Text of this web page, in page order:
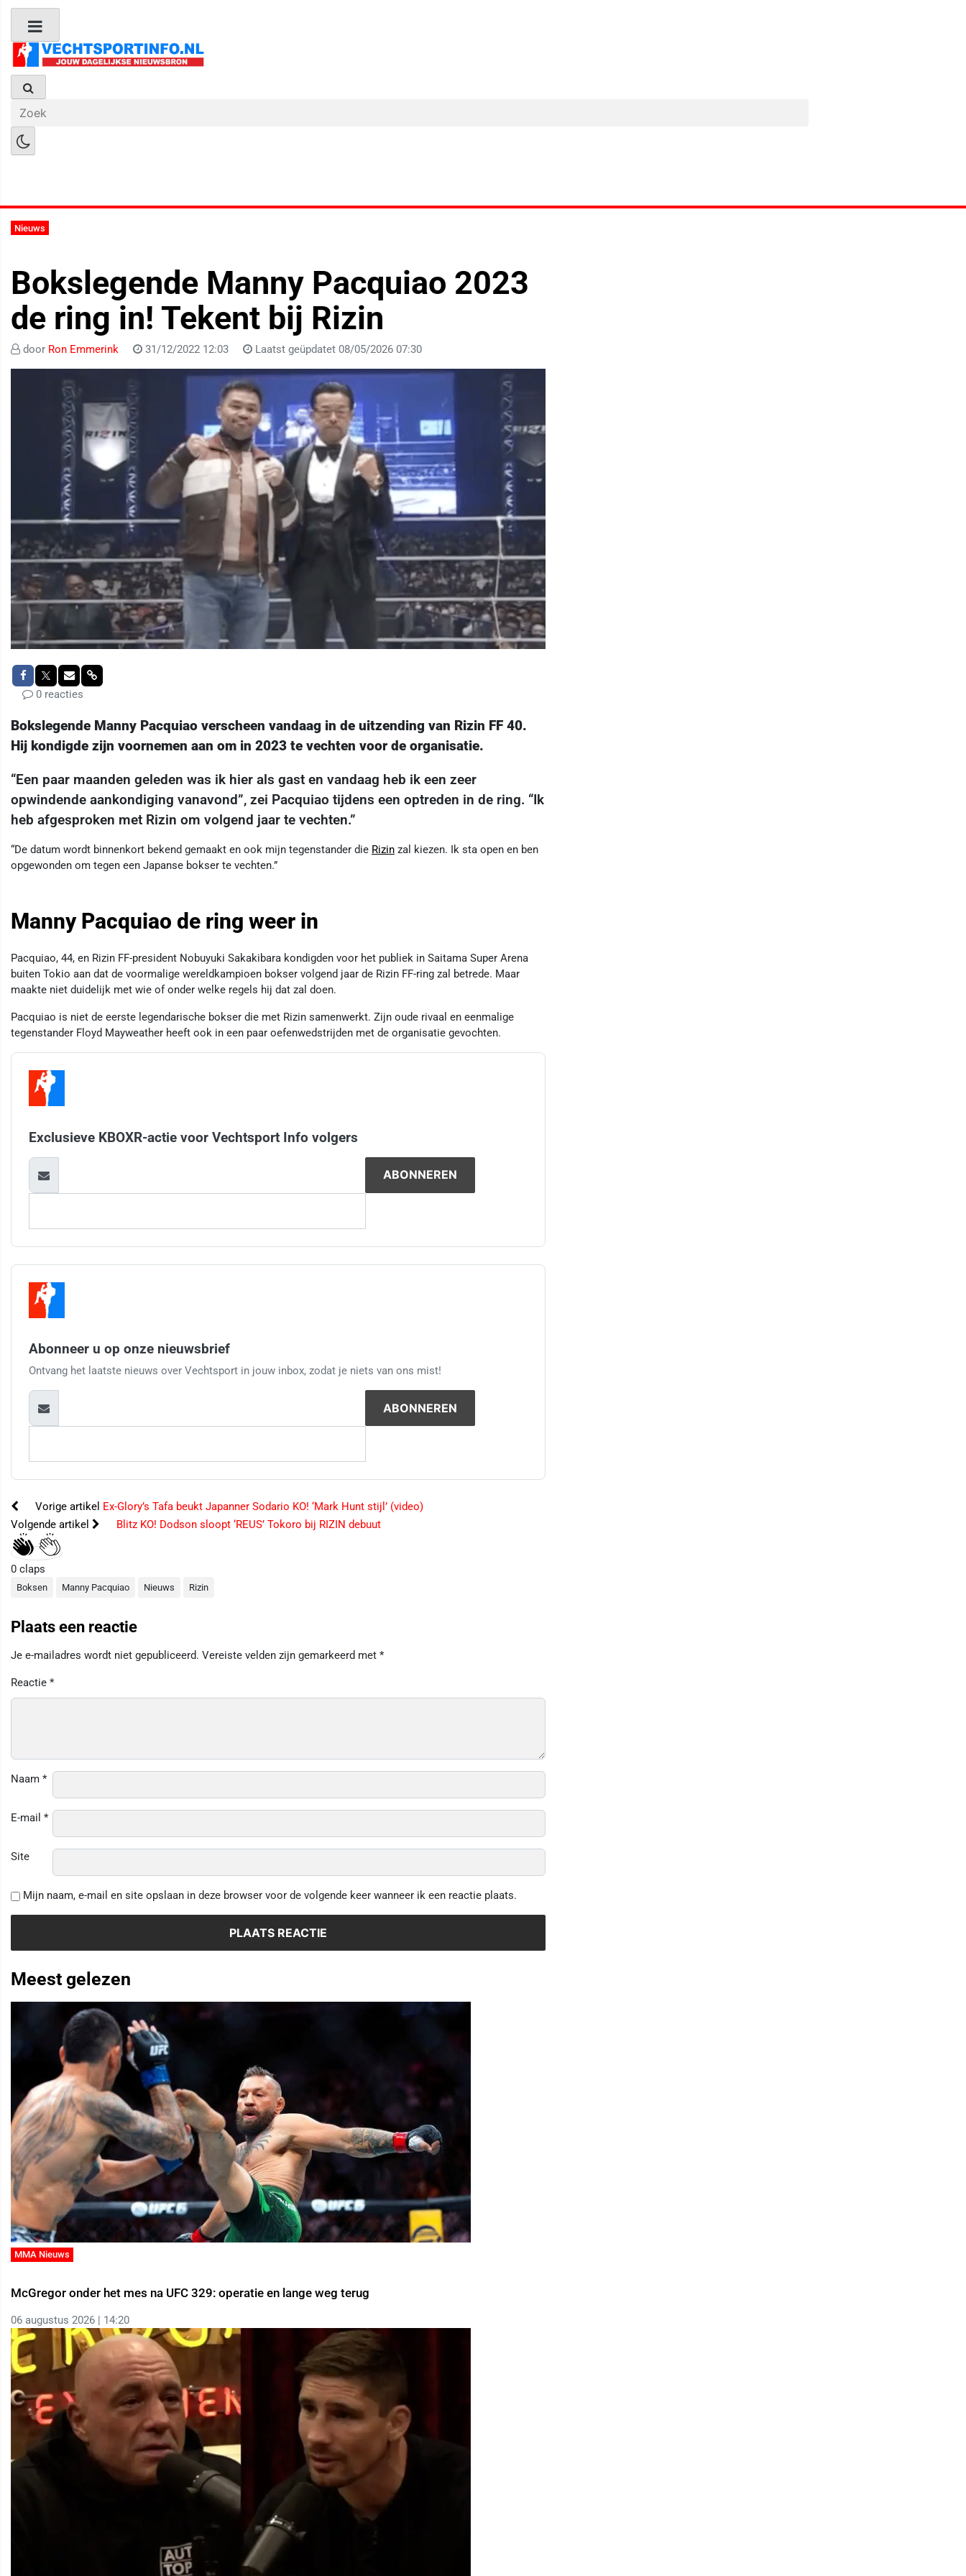
Nieuws
Bokslegende Manny Pacquiao 2023
de ring in! Tekent bij Rizin
door Ron Emmerink 31/12/2022 12:03 Laatst geüpdatet 08/05/2026 07:30
0 reacties
Bokslegende Manny Pacquiao verscheen vandaag in de uitzending van Rizin FF 40.
Hij kondigde zijn voornemen aan om in 2023 te vechten voor de organisatie.
“Een paar maanden geleden was ik hier als gast en vandaag heb ik een zeer
opwindende aankondiging vanavond”, zei Pacquiao tijdens een optreden in de ring. “Ik
heb afgesproken met Rizin om volgend jaar te vechten.”
“De datum wordt binnenkort bekend gemaakt en ook mijn tegenstander die Rizin zal kiezen. Ik sta open en ben
opgewonden om tegen een Japanse bokser te vechten.”
Manny Pacquiao de ring weer in
Pacquiao, 44, en Rizin FF-president Nobuyuki Sakakibara kondigden voor het publiek in Saitama Super Arena
buiten Tokio aan dat de voormalige wereldkampioen bokser volgend jaar de Rizin FF-ring zal betrede. Maar
maakte niet duidelijk met wie of onder welke regels hij dat zal doen.
Pacquiao is niet de eerste legendarische bokser die met Rizin samenwerkt. Zijn oude rivaal en eenmalige
tegenstander Floyd Mayweather heeft ook in een paar oefenwedstrijden met de organisatie gevochten.
Exclusieve KBOXR-actie voor Vechtsport Info volgers
Abonneer u op onze nieuwsbrief
Ontvang het laatste nieuws over Vechtsport in jouw inbox, zodat je niets van ons mist!
Vorige artikel Ex-Glory’s Tafa beukt Japanner Sodario KO! ‘Mark Hunt stijl’ (video)
Volgende artikel
Blitz KO! Dodson sloopt ‘REUS’ Tokoro bij RIZIN debuut
0 claps
Boksen Manny Pacquiao Nieuws Rizin
Plaats een reactie
Je e-mailadres wordt niet gepubliceerd. Vereiste velden zijn gemarkeerd met *
Reactie *
Naam *
E-mail *
Site
Mijn naam, e-mail en site opslaan in deze browser voor de volgende keer wanneer ik een reactie plaats.
Meest gelezen
MMA Nieuws
McGregor onder het mes na UFC 329: operatie en lange weg terug
06 augustus 2026 | 14:20